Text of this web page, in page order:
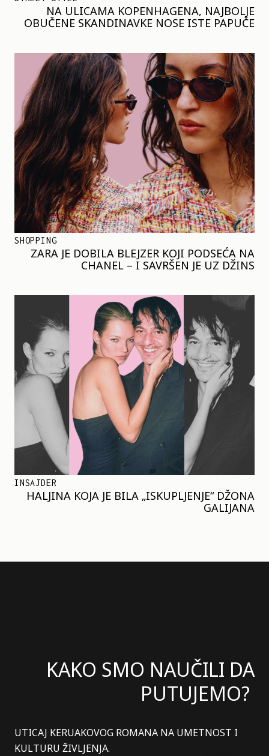
NA ULICAMA KOPENHAGENA, NAJBOLJE
OBUČENE SKANDINAVKE NOSE ISTE PAPUČE
SHOPPING
ZARA JE DOBILA BLEJZER KOJI PODSEĆA NA
CHANEL – I SAVRŠEN JE UZ DŽINS
INSAJDER
HALJINA KOJA JE BILA „ISKUPLJENJE“ DŽONA
GALIJANA
KAKO SMO NAUČILI DA
PUTUJEMO?
UTICAJ KERUAKOVOG ROMANA NA UMETNOST I
KULTURU ŽIVLJENJA.